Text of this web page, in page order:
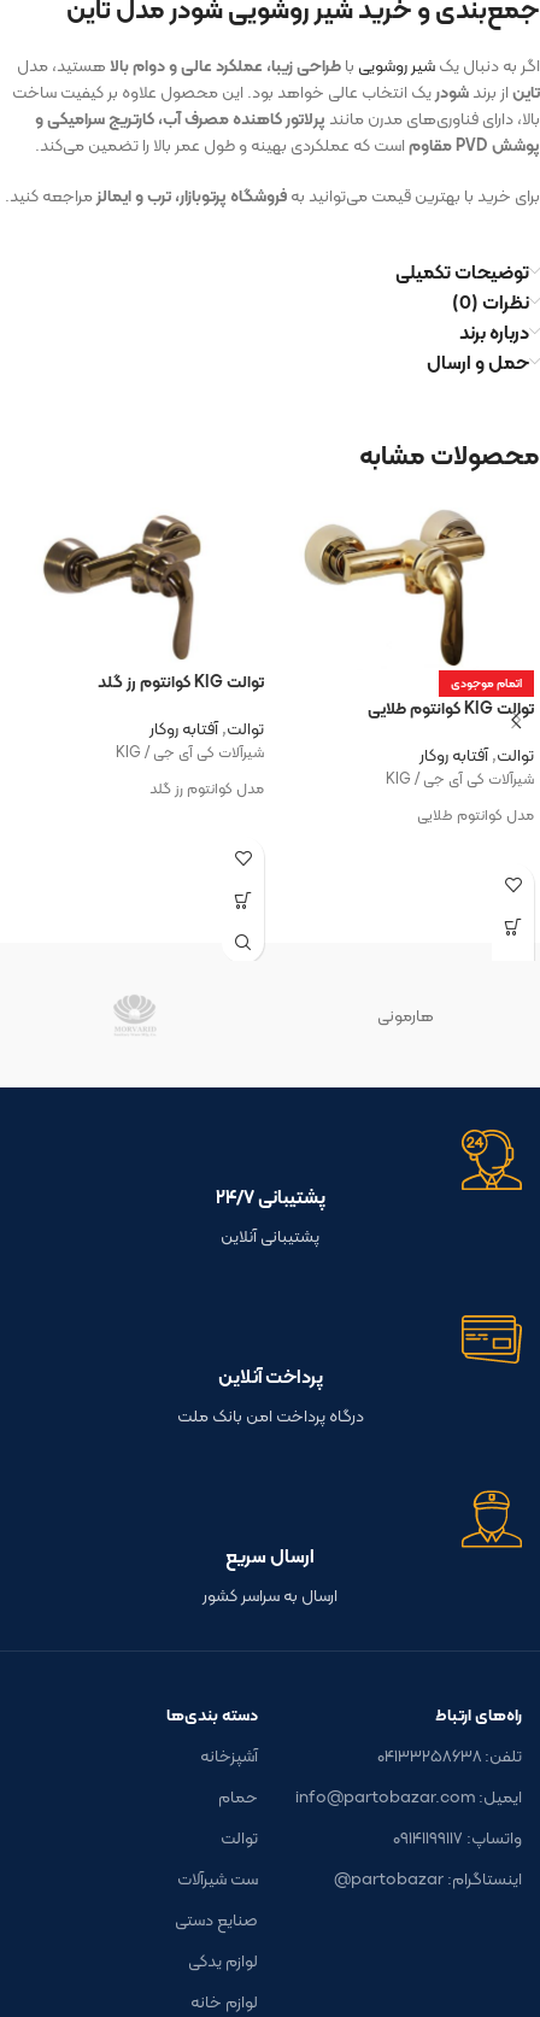
جمع‌بندی و خرید شیر روشویی شودر مدل تاین
اگر به دنبال یکشیر روشویی باطراحی زیبا، عملکرد عالی و دوام بالاهستید، مدل
تایناز برندشودریک انتخاب عالی خواهد بود. این محصول علاوه بر کیفیت ساخت
بالا، دارای فناوری‌های مدرن مانند پرلاتور کاهنده مصرف آب، کارتریج سرامیکی و
پوشش PVD مقاوم
است که عملکردی بهینه و طول عمر بالا را تضمین می‌کند.
برای خرید با بهترین قیمت می‌توانید بهفروشگاه پرتوبازار، ترب و ایمالزمراجعه کنید.
توضیحات تکمیلی
نظرات (0)
درباره برند
حمل و ارسال
محصولات مشابه
اتمام موجودی
توالت KIG کوانتوم طلایی
توالت,آفتابه روکار
شیرآلات کی آی جی / KIG
مدل کوانتوم طلایی
توالت KIG کوانتوم رز گلد
توالت,آفتابه روکار
شیرآلات کی آی جی / KIG
مدل کوانتوم رز گلد
هارمونی
پشتیبانی ۲۴/۷
پشتیبانی آنلاین
پرداخت آنلاین
درگاه پرداخت امن بانک ملت
ارسال سریع
ارسال به سراسر کشور
راه‌های ارتباط
تلفن: ۰۴۱۳۳۲۵۸۶۳۸
ایمیل: info@partobazar.com
واتساپ: ۰۹۱۴۱۱۹۹۱۱۷
اینستاگرام: partobazar@
دسته بندی‌ها
آشپزخانه
حمام
توالت
ست شیرآلات
صنایع دستی
لوازم یدکی
لوازم خانه